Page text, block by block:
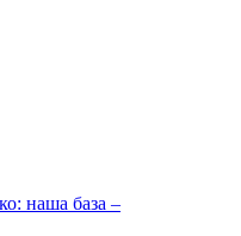
наша база –